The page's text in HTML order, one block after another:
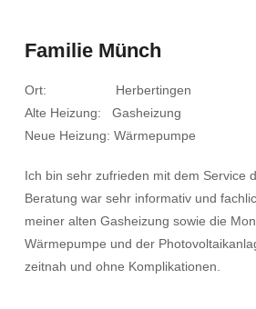
Familie Münch
Ort: Herbertingen
Alte Heizung: Gasheizung
Neue Heizung: Wärmepumpe
Ich bin sehr zufrieden mit dem Service
Beratung war sehr informativ und
meiner alten Gasheizung sowie die
Wärmepumpe und der
zeitnah und ohne Komplikationen.